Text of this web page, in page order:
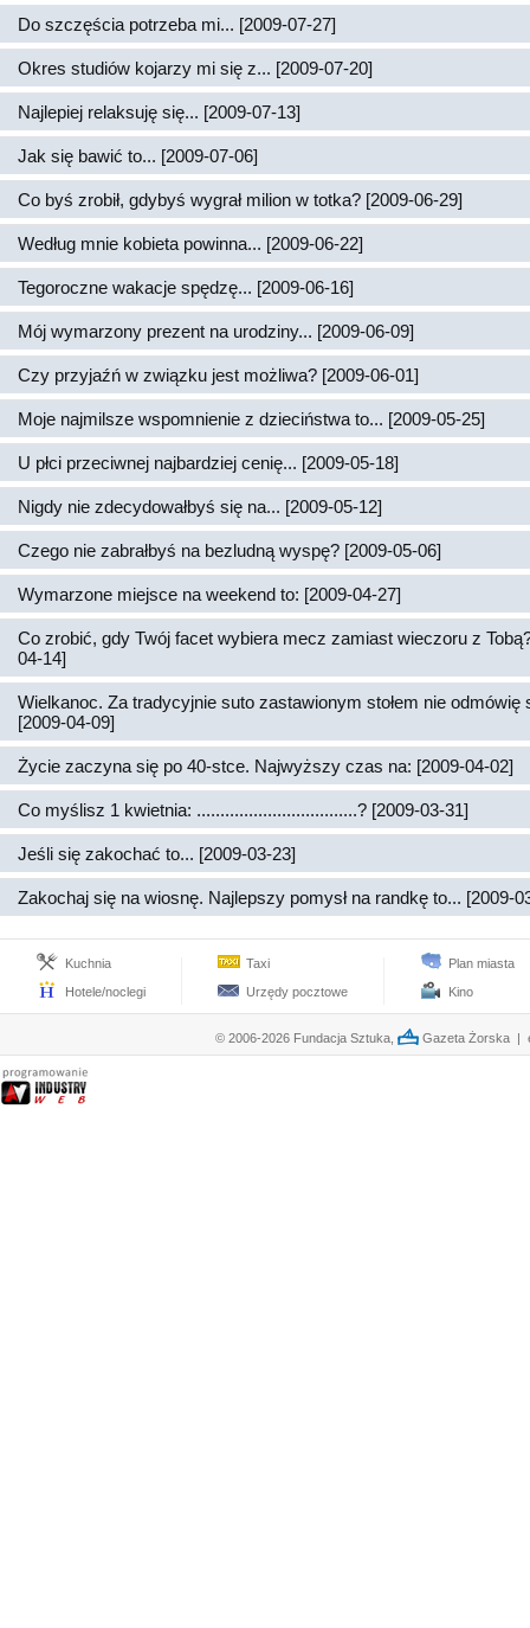
Do szczęścia potrzeba mi... [2009-07-27]
Okres studiów kojarzy mi się z... [2009-07-20]
Najlepiej relaksuję się... [2009-07-13]
Jak się bawić to... [2009-07-06]
Co byś zrobił, gdybyś wygrał milion w totka? [2009-06-29]
Według mnie kobieta powinna... [2009-06-22]
Tegoroczne wakacje spędzę... [2009-06-16]
Mój wymarzony prezent na urodziny... [2009-06-09]
Czy przyjaźń w związku jest możliwa? [2009-06-01]
Moje najmilsze wspomnienie z dzieciństwa to... [2009-05-25]
U płci przeciwnej najbardziej cenię... [2009-05-18]
Nigdy nie zdecydowałbyś się na... [2009-05-12]
Czego nie zabrałbyś na bezludną wyspę? [2009-05-06]
Wymarzone miejsce na weekend to: [2009-04-27]
Co zrobić, gdy Twój facet wybiera mecz zamiast wieczoru z
04-14]
Wielkanoc. Za tradycyjnie suto zastawionym stołem nie odmówię
[2009-04-09]
Życie zaczyna się po 40-stce. Najwyższy czas na: [2009-04-02]
Co myślisz 1 kwietnia: ..................................? [2009-03-31]
Jeśli się zakochać to... [2009-03-23]
Zakochaj się na wiosnę. Najlepszy pomysł na randkę to... [2009-
Kuchnia
Hotele/noclegi
Taxi
Urzędy pocztowe
Plan miasta
Kino
© 2006-2026 Fundacja Sztuka, Gazeta Żorska |